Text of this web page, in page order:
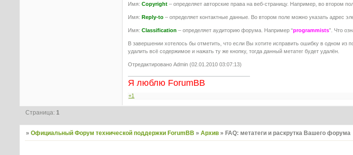
Имя:Copyright – определяет авторские права на веб-страницу. Например, во втором
Имя:Reply-to – определяет контактные данные. Во втором поле можно указать адрес
Имя:Classification – определяет аудиторию форума. Например “programmists”. Что
В завершении хотелось бы отметить, что если Вы хотите исправить ошибку в одном из
удалить всё содержимое и нажать ту же кнопку, тогда данный метатег будет удалён.
Отредактировано Admin (02.01.2010 03:07:13)
Я люблю ForumBB
+1
Страница:1
»Официальный Форум технической поддержки ForumBB »Архив » FAQ: метатеги и раскрутка Вашего форума